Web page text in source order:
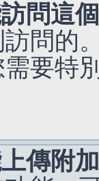
問這
問的
要特
傳附